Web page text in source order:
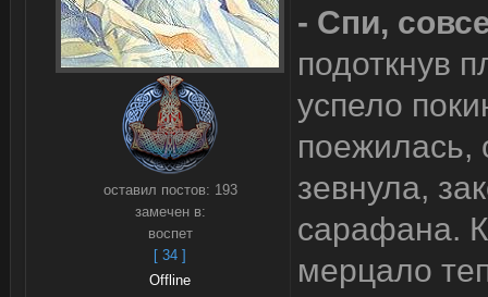
оставил постов: 193
замечен в:
воспет
[ 34 ]
Offline
- Спи,
подоткнув
успело
поежилась,
зевнула,
сарафана.
мерцало